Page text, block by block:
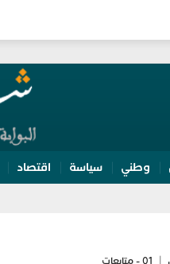
وطني سياسة اقتصاد
01 - متابعات